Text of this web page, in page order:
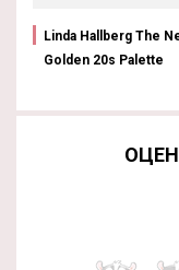
Linda Hallberg The
Golden 20s Palette